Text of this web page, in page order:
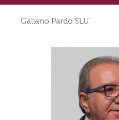
Galiano Pardo SLU